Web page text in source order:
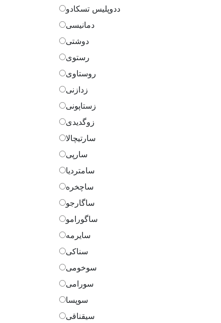
ددوپلیس تسکادو
دمانیسی
دوشتی
رستوی
روستاوی
زدازنی
زستاپونی
زوگدیدی
سارتیچالا
سارپی
سامتردیا
ساچخره
ساگارجو
ساگورامو
سایرمه
سناکی
سوخومی
سورامی
سوپسا
سیقناقی